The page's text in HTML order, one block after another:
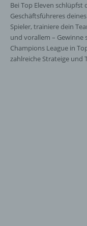
Bei Top Eleven schlüpfst
Geschäftsführeres
Spieler, trainiere dein
und vorallem – Gewinne
Champions League in
zahlreiche Strateige und